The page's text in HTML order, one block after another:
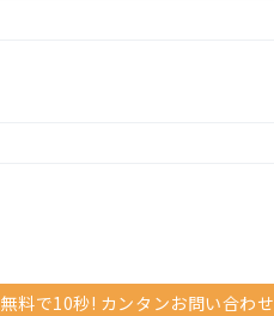
無料で10秒! カンタンお問い合わせ